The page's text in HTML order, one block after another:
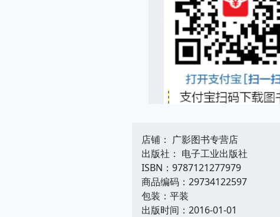
店铺： 广影图书专营店
出版社： 电子工业出版社
ISBN：9787121277979
商品编码：29734122597
包装：平装
出版时间：2016-01-01